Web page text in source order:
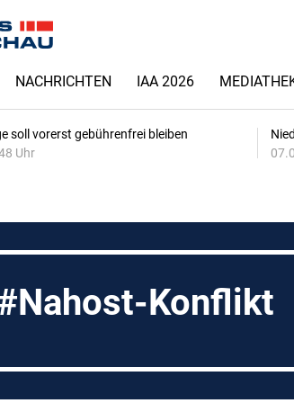
NACHRICHTEN IAA 2026
soll vorerst gebührenfrei bleiben
Uhr
Nahost-Konflikt